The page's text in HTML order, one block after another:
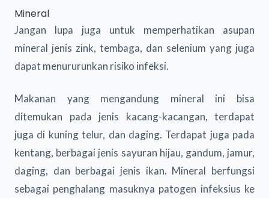
Mineral
Jangan lupa juga untuk memperhatikan asupan
mineral jenis zink, tembaga, dan selenium yang juga
dapat menururunkan risiko infeksi.
Makanan yang mengandung mineral ini bisa
ditemukan pada jenis kacang-kacangan, terdapat
juga di kuning telur, dan daging. Terdapat juga pada
kentang, berbagai jenis sayuran hijau, gandum, jamur,
daging, dan berbagai jenis ikan. Mineral berfungsi
sebagai penghalang masuknya patogen infeksius ke